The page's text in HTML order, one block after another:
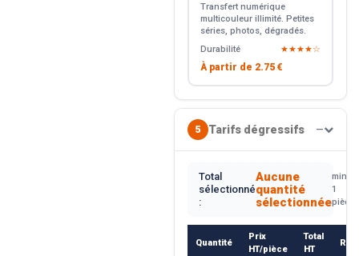
Transfert numérique
multicouleur illimité. Petites
séries, photos, dégradés.
Durabilité
★★★★☆
À partir de 2.75 €
5 Tarifs dégressifs —
Total
sélectionné
:
Aucune
quantité
sélectionnée
min.
1
pièce
Quantité
Prix
HT/pièce
Total
HT